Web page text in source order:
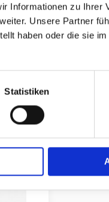
Informationen zu Ihrer
Unsere Partner
haben oder die sie
Statistiken